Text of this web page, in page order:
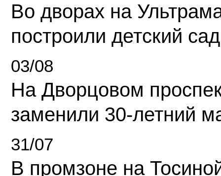
Во дворах на
построили детский сад
03/08
На Дворцовом
заменили 30-летний
31/07
В промзоне на